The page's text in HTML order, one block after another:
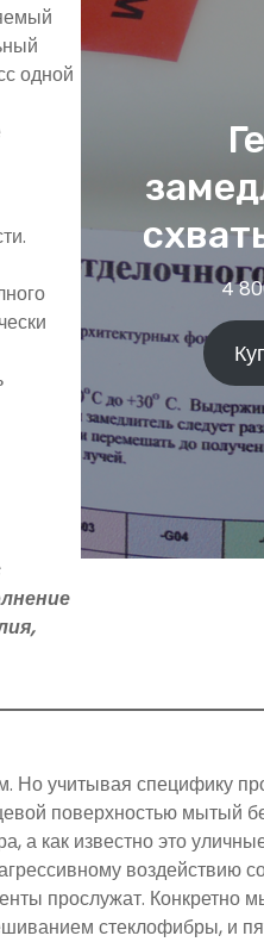
одной
4
Но учитывая специфику
поверхностью мытый
а как известно это
воздействию
прослужат. Конкретно
стеклофибры, и